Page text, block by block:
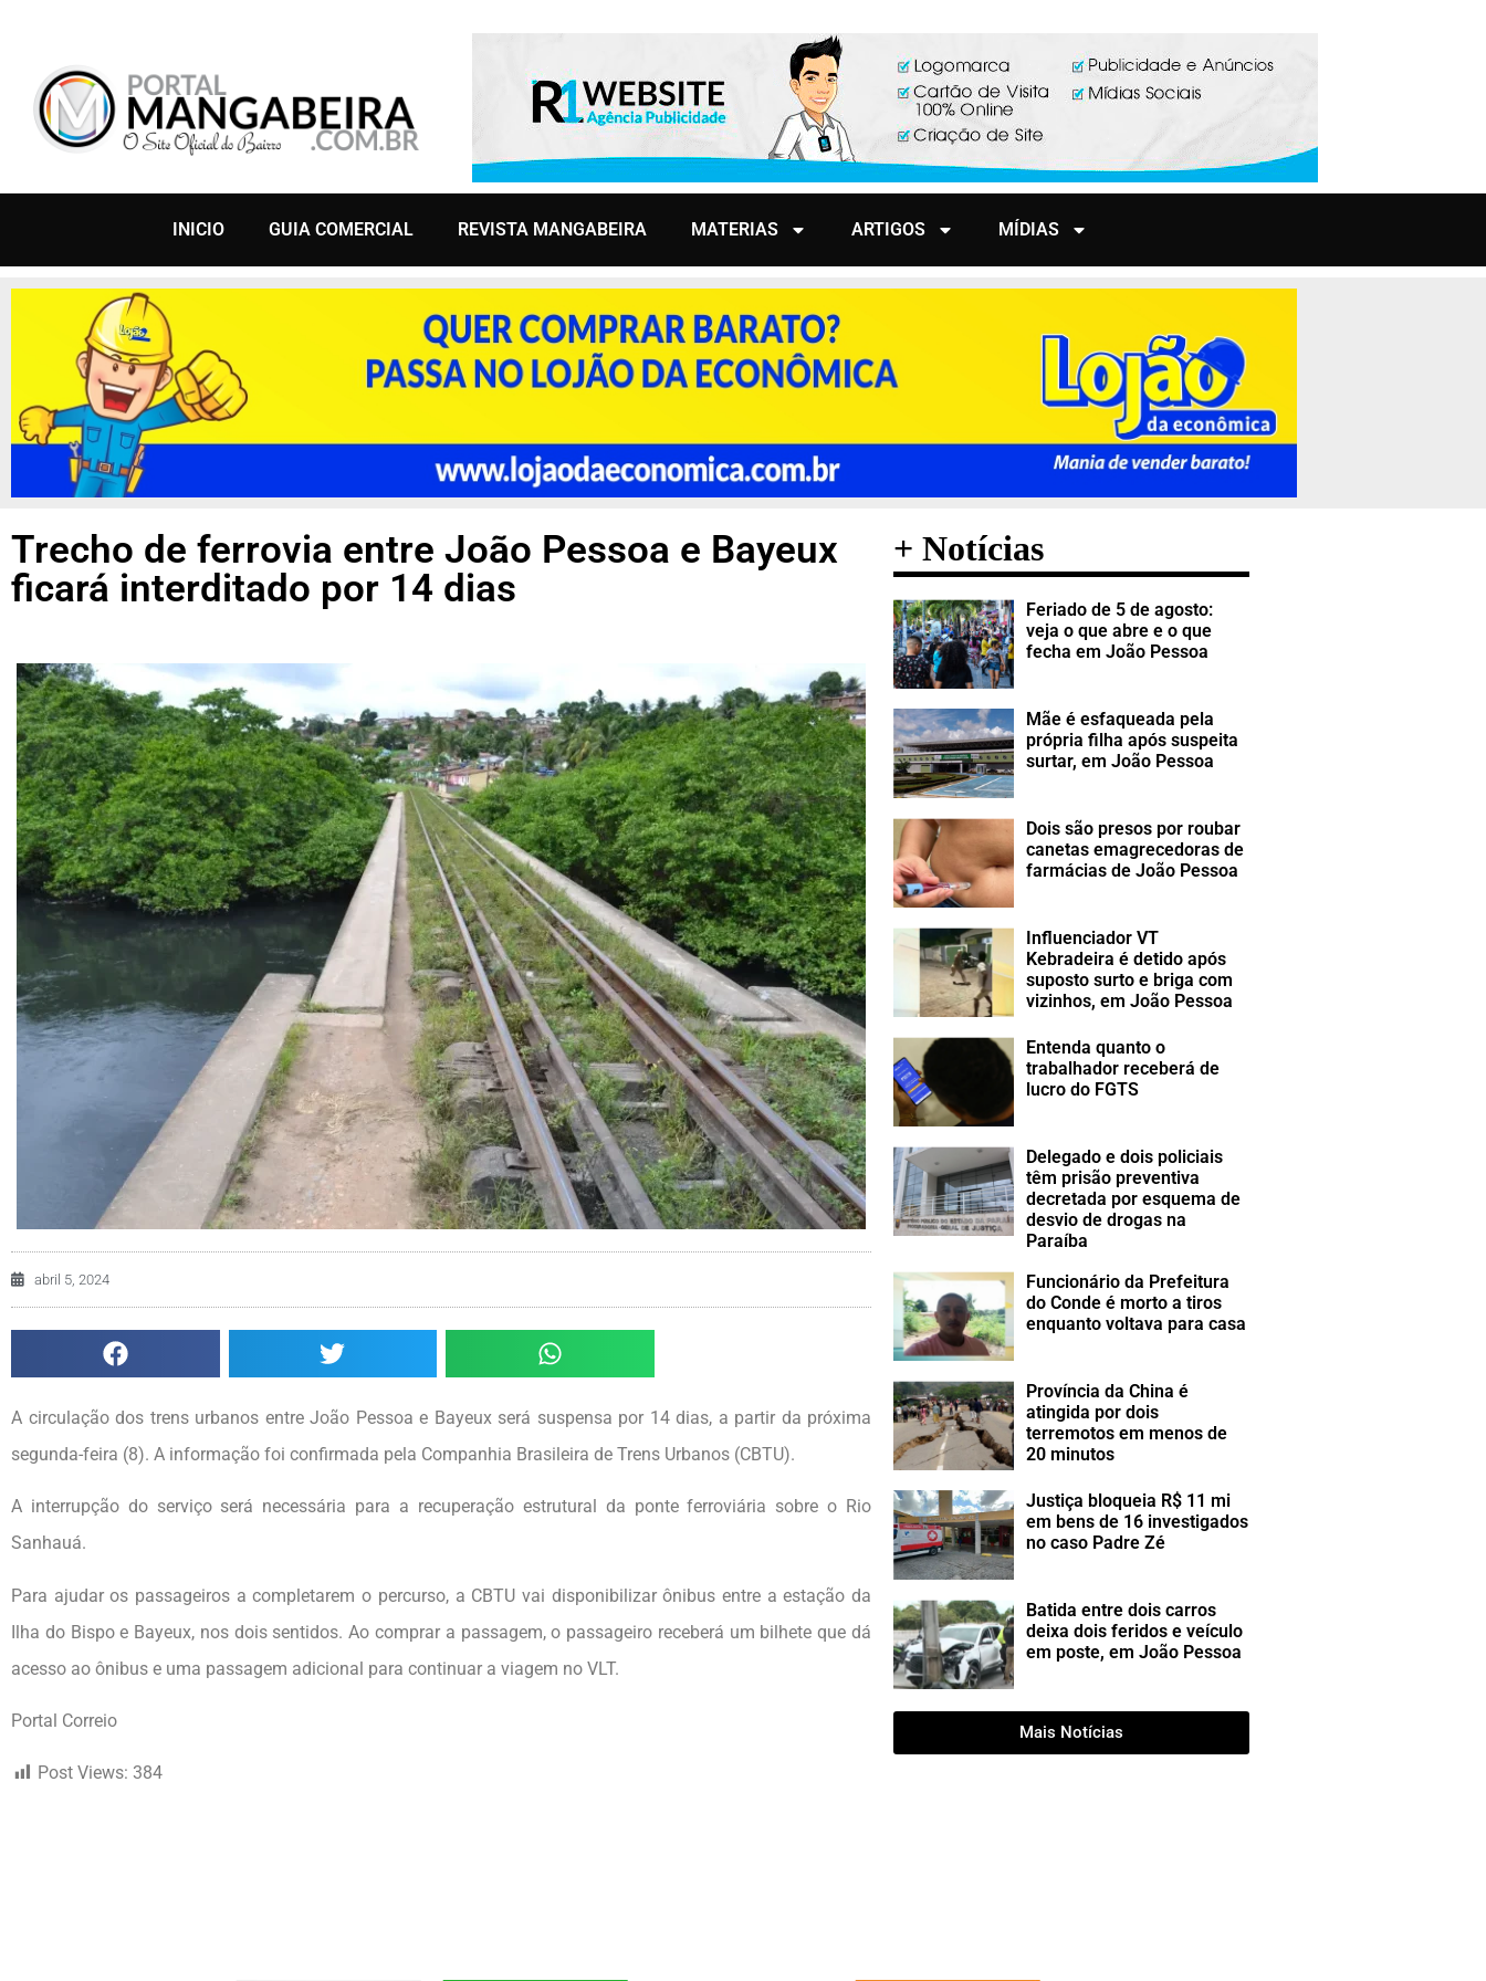
INICIO GUIA COMERCIAL REVISTA MANGABEIRA MATERIAS ARTIGOS MÍDIAS
Trecho de ferrovia entre João Pessoa e Bayeux
ficará interditado por 14 dias
abril 5, 2024
A circulação dos trens urbanos entre João Pessoa e Bayeux será suspensa por 14 dias, a partir da próxima
segunda-feira (8). A informação foi confirmada pela Companhia Brasileira de Trens Urbanos (CBTU).
A interrupção do serviço será necessária para a recuperação estrutural da ponte ferroviária sobre o Rio
Sanhauá.
Para ajudar os passageiros a completarem o percurso, a CBTU vai disponibilizar ônibus entre a estação da
Ilha do Bispo e Bayeux, nos dois sentidos. Ao comprar a passagem, o passageiro receberá um bilhete que dá
acesso ao ônibus e uma passagem adicional para continuar a viagem no VLT.
Portal Correio
Post Views: 384
+ Notícias
Feriado de 5 de agosto:
veja o que abre e o que
fecha em João Pessoa
Mãe é esfaqueada pela
própria filha após suspeita
surtar, em João Pessoa
Dois são presos por roubar
canetas emagrecedoras de
farmácias de João Pessoa
Influenciador VT
Kebradeira é detido após
suposto surto e briga com
vizinhos, em João Pessoa
Entenda quanto o
trabalhador receberá de
lucro do FGTS
Delegado e dois policiais
têm prisão preventiva
decretada por esquema de
desvio de drogas na
Paraíba
Funcionário da Prefeitura
do Conde é morto a tiros
enquanto voltava para casa
Província da China é
atingida por dois
terremotos em menos de
20 minutos
Justiça bloqueia R$ 11 mi
em bens de 16 investigados
no caso Padre Zé
Batida entre dois carros
deixa dois feridos e veículo
em poste, em João Pessoa
Mais Notícias